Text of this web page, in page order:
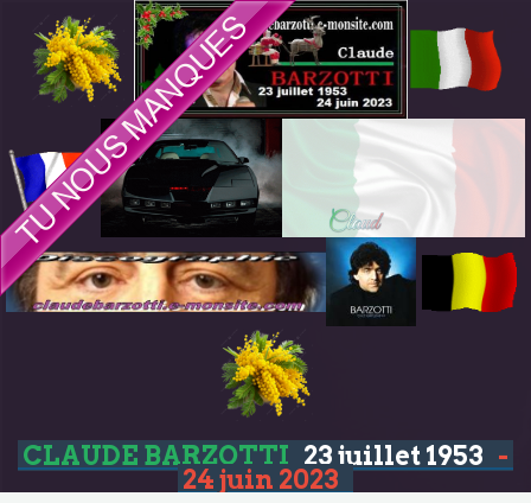
CLAUDE BARZOTTI 23 juillet 1953 -
24 juin 2023